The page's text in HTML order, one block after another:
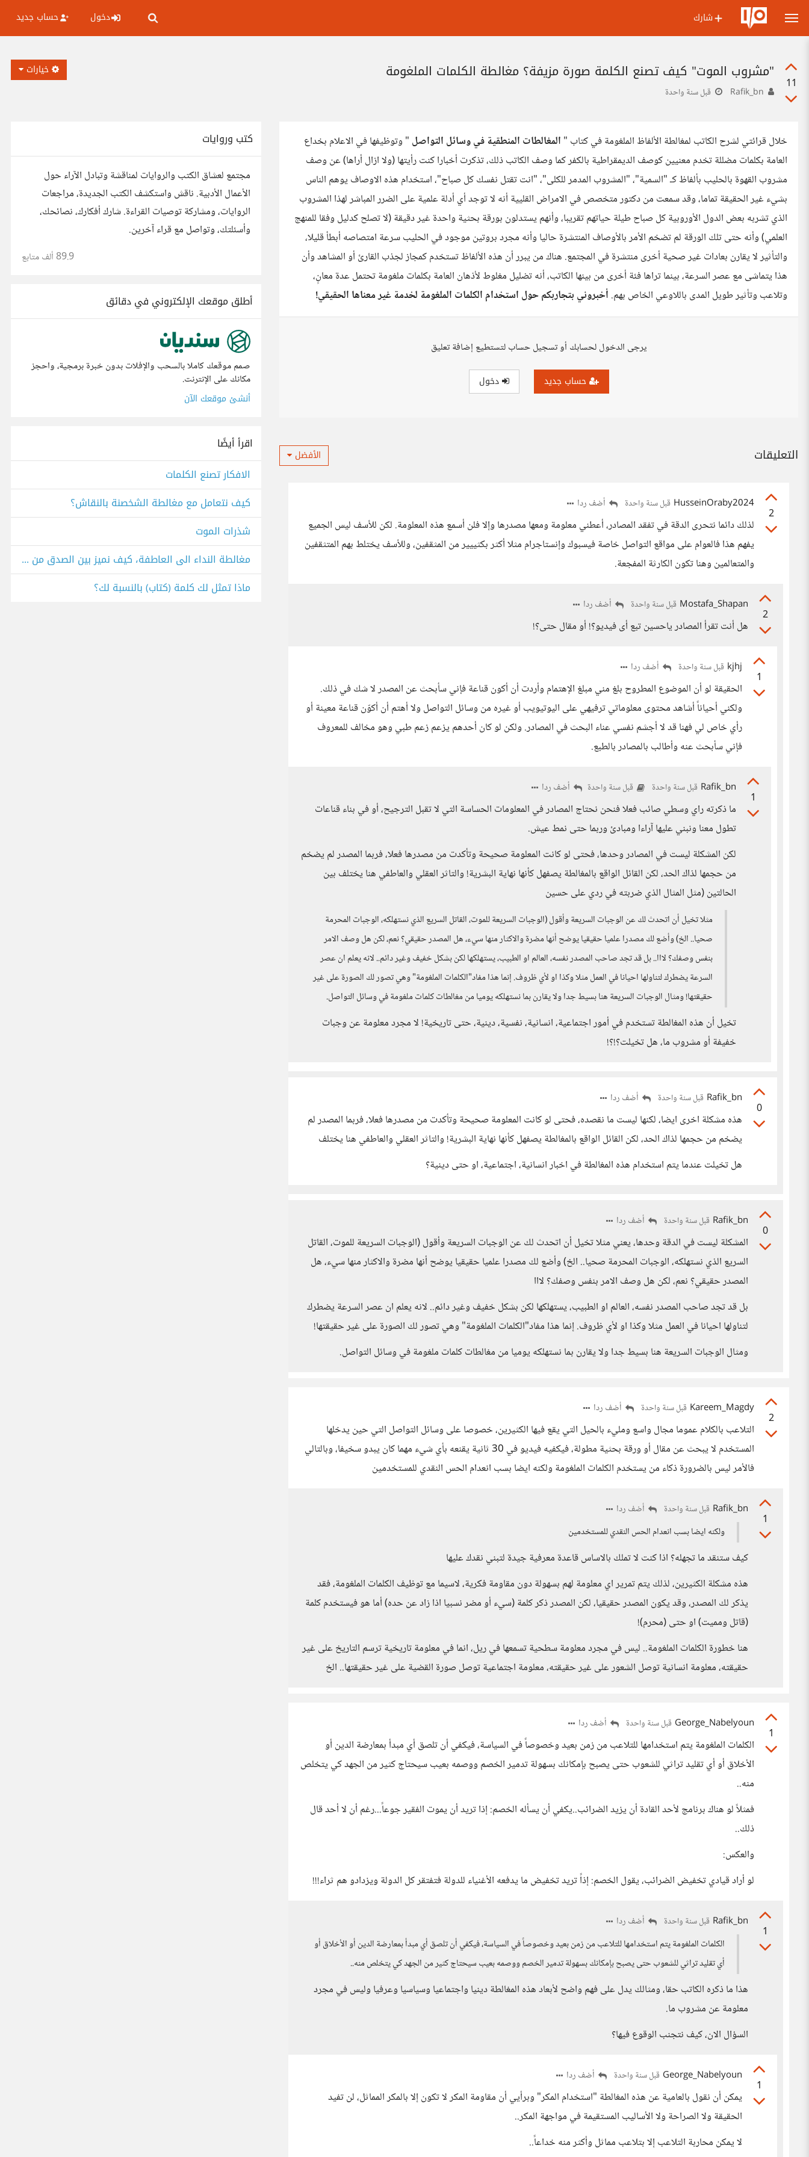
شارك دخول حساب جديد
11
"مشروب الموت" كيف تصنع الكلمة صورة مزيفة؟ مغالطة الكلمات الملغومة
قبل سنة واحدة
خيارات
خلال قرائتي لشرح الكاتب لمغالطة الألفاظ الملغومة في كتاب " المغالطات المنطقية في وسائل التواصل " وتوظيفها في الاعلام بخداع
العامة بكلمات مضللة تخدم معنيين كوصف الديمقراطية بالكفر كما وصف الكاتب ذلك، تذكرت أخبارا كنت رأيتها (ولا ازال أراها) عن وصف
مشروب القهوة بالحليب بألفاظ كـ "السمية"، "المشروب المدمر للكلى"، "انت تقتل نفسك كل صباح"، استخدام هذه الاوصاف يوهم الناس
بشيء غير الحقيقة تماما، وقد سمعت من دكتور متخصص في الامراض القليية أنه لا توجد أي أدلة علمية على الضرر المباشر لهذا المشروب
الذي تشربه بعض الدول الأوروبية كل صباح طيلة حياتهم تقريبا، وأنهم يستدلون بورقة بحثية واحدة غير دقيقة (لا تصلح كدليل وفقا للمنهج
العلمي) وأنه حتى تلك الورقة لم تضخم الأمر بالأوصاف المنتشرة حاليا وأنه مجرد بروتين موجود في الحليب سرعة امتصاصه أبطأ قليلا،
والتأثير لا يقارن بعادات غير صحية أخرى منتشرة في المجتمع. هناك من يبرر أن هذه الألفاظ تستخدم كمجاز لجذب القارئ أو المشاهد وأن
هذا يتماشى مع عصر السرعة، بينما تراها فئة أخرى من بينها الكاتب، أنه تضليل مغلوط لأذهان العامة بكلمات ملغومة تحتمل عدة معانٍ،
وتلاعب وتأثير طويل المدى باللاوعي الخاص بهم. أخبروني بتجاربكم حول استخدام الكلمات الملغومة لخدمة غير معناها الحقيقي!
يرجى الدخول لحسابك أو تسجيل حساب لتستطيع إضافة تعليق
حساب جديد دخول
التعليقات الأفضل
2
HusseinOraby2024 قبل سنة واحدة أضف ردا
لذلك دائما نتحرى الدقة في تفقد المصادر، أعطني معلومة ومعها مصدرها وإلا فلن أسمع هذه المعلومة. لكن للأسف ليس الجميع
يفهم هذا فالعوام على مواقع التواصل خاصة فيسبوك وإنستاجرام مثلا أكثر بكثييير من المثقفين، وللأسف يختلط بهم المتثقفين
والمتعالمين وهنا تكون الكارثة المفجعة.
2
Mostafa_Shapan قبل سنة واحدة أضف ردا
هل أنت تقرأ المصادر ياحسين تبع أى فيديو؟! أو مقال حتى؟!
1
kjhj قبل سنة واحدة أضف ردا
الحقيقة لو أن الموضوع المطروح بلغ مني مبلغ الإهتمام وأردت أن أكون قناعة فإني سأبحث عن المصدر لا شك في ذلك.
ولكني أحياناً أشاهد محتوى معلوماتي ترفيهي على اليوتيويب أو غيره من وسائل التواصل ولا أهتم أن أكوّن قناعة معينة أو
رأي خاص لي فهنا قد لا أجشم نفسي عناء البحث في المصادر. ولكن لو كان أحدهم يزعم زعم طبي وهو مخالف للمعروف
فإني سأبحث عنه وأطالب بالمصادر بالطبع.
1
Rafik_bn قبل سنة واحدة قبل سنة واحدة أضف ردا
ما ذكرته راي وسطي صائب فعلا فنحن نحتاج المصادر في المعلومات الحساسة التي لا تقبل الترجيح، أو في بناء قناعات
تطول معنا ونبني عليها آراءا ومبادئ وربما حتى نمط عيش.
لكن المشكلة ليست في المصادر وحدها، فحتى لو كانت المعلومة صحيحة وتأكدت من مصدرها فعلا، فربما المصدر لم يضخم
من حجمها لذاك الحد، لكن القائل الواقع بالمغالطة يصفهل كأنها نهاية البشرية! والتاثر العقلي والعاطفي هنا يختلف بين
الحالتين (مثل المثال الذي ضربته في ردي على حسين
مثلا تخيل أن اتحدث لك عن الوجبات السريعة وأقول (الوجبات السريعة للموت، القاتل السريع الذي نستهلكه، الوجبات المحرمة
صحيا.. الخ) وأضع لك مصدرا علميا حقيقيا يوضح أنها مضرة والاكثار منها سيء، هل المصدر حقيقي؟ نعم، لكن هل وصف الامر
بنفس وصفك؟ لااا.. بل قد تجد صاحب المصدر نفسه، العالم او الطبيب، يستهلكها لكن بشكل خفيف وغير دائم.. لانه يعلم ان عصر
السرعة يضطرك لتناولها احيانا في العمل مثلا وكذا او لأي ظروف. إنما هذا مفاد"الكلمات الملغومة" وهي تصور لك الصورة على غير
حقيقتها! ومثال الوجبات السريعة هنا بسيط جدا ولا يقارن بما نستهلكه يوميا من مغالطات كلمات ملغومة في وسائل التواصل.
تخيل أن هذه المغالطة تستخدم في أمور اجتماعية، انسانية، نفسية، دينية، حتى تاريخية! لا مجرد معلومة عن وجبات
خفيفة أو مشروب ما، هل تخيلت؟!؟!
0
Rafik_bn قبل سنة واحدة أضف ردا
هذه مشكلة اخرى ايضا، لكنها ليست ما نقصده، فحتى لو كانت المعلومة صحيحة وتأكدت من مصدرها فعلا، فربما المصدر لم
يضخم من حجمها لذاك الحد، لكن القائل الواقع بالمغالطة يصفهل كأنها نهاية البشرية! والتاثر العقلي والعاطفي هنا يختلف
هل تخيلت عندما يتم استخدام هذه المغالطة في اخبار انسانية، اجتماعية، او حتى دينية؟
0
Rafik_bn قبل سنة واحدة أضف ردا
المشكلة ليست في الدقة وحدها، يعني مثلا تخيل أن اتحدث لك عن الوجبات السريعة وأقول (الوجبات السريعة للموت، القاتل
السريع الذي نستهلكه، الوجبات المحرمة صحيا.. الخ) وأضع لك مصدرا علميا حقيقيا يوضح أنها مضرة والاكثار منها سيء، هل
المصدر حقيقي؟ نعم، لكن هل وصف الامر بنفس وصفك؟ لااا
بل قد تجد صاحب المصدر نفسه، العالم او الطبيب، يستهلكها لكن بشكل خفيف وغير دائم.. لانه يعلم ان عصر السرعة يضطرك
لتناولها احيانا في العمل مثلا وكذا او لأي ظروف. إنما هذا مفاد"الكلمات الملغومة" وهي تصور لك الصورة على غير حقيقتها!
ومثال الوجبات السريعة هنا بسيط جدا ولا يقارن بما نستهلكه يوميا من مغالطات كلمات ملغومة في وسائل التواصل.
2
Kareem_Magdy قبل سنة واحدة أضف ردا
التلاعب بالكلام عموما مجال واسع ومليء بالحيل التي يقع فيها الكثيرين، خصوصا على وسائل التواصل التي حين يدخلها
المستخدم لا يبحث عن مقال أو ورقة بحثية مطولة، فيكفيه فيديو في 30 ثانية يقنعه بأي شيء مهما كان يبدو سخيفا، وبالتالي
فالأمر ليس بالضرورة ذكاء من يستخدم الكلمات الملغومة ولكنه ايضا بسب انعدام الحس النقدي للمستخدمين
1
Rafik_bn قبل سنة واحدة
أضف ردا
ولكنه ايضا بسب انعدام الحس النقدي للمستخدمين
كيف ستنقد ما تجهله؟ اذا كنت لا تملك بالاساس قاعدة معرفية جيدة لتبني نقدك عليها
هذه مشكلة الكثيرين، لذلك يتم تمرير اي معلومة لهم بسهولة دون مقاومة فكرية، لاسيما مع توظيف الكلمات الملغومة، فقد
يذكر لك المصدر، وقد يكون المصدر حقيقيا، لكن المصدر ذكر كلمة (سيء أو مضر نسبيا اذا زاد عن حده) أما هو فيستخدم كلمة
(قاتل ومميت) او حتى (محرم)!
هنا خطورة الكلمات الملغومة.. ليس في مجرد معلومة سطحية تسمعها في ريل، انما في معلومة تاريخية ترسم التاريخ على غير
حقيقته، معلومة انسانية توصل الشعور على غير حقيقته، معلومة اجتماعية توصل صورة القضية على غير حقيقتها.. الخ
1
George_Nabelyoun قبل سنة واحدة أضف ردا
الكلمات الملغومة يتم استخدامها للتلاعب من زمن بعيد وخصوصاً في السياسة، فيكفي أن تلصق أي مبدأ بمعارضة الدين أو
الأخلاق أو أي تقليد تراثي للشعوب حتى يصبح بإمكانك بسهولة تدمير الخصم ووصمه بعيب سيحتاج كثير من الجهد كي يتخلص
منه..
فمثلاً لو هناك برنامج لأحد القادة أن يزيد الضرائب..يكفي أن يسأله الخصم: إذا تريد أن يموت الفقير جوعاً...رغم أن لا أحد قال
ذلك..
والعكس:
لو أراد قيادي تخفيض الضرائب، يقول الخصم: إذاً تريد تخفيض ما يدفعه الأغنياء للدولة فتفتقر كل الدولة ويزدادو هم ثراء!!!
1
Rafik_bn قبل سنة واحدة
أضف ردا
الكلمات الملغومة يتم استخدامها للتلاعب من زمن بعيد وخصوصاً في السياسة، فيكفي أن تلصق أي مبدأ بمعارضة الدين أو الأخلاق أو
أي تقليد تراثي للشعوب حتى يصبح بإمكانك بسهولة تدمير الخصم ووصمه بعيب سيحتاج كثير من الجهد كي يتخلص منه..
هذا ما ذكره الكاتب حقا، ومثالك يدل على فهم واضح لأبعاد هذه المغالطة دينيا واجتماعيا وسياسيا وعرفيا وليس في مجرد
معلومة عن مشروب ما.
السؤال الان، كيف نتجنب الوقوع فيها؟
1
George_Nabelyoun قبل سنة واحدة أضف ردا
يمكن أن نقول بالعامية عن هذه المغالطة "استخدام المكر" وبرأيي أن مقاومة المكر لا تكون إلا بالمكر المماثل، لن تفيد
الحقيقة ولا الصراحة ولا الأساليب المستقيمة في مواجهة المكر..
لا يمكن محاربة التلاعب إلا بتلاعب مماثل وأكثر منه خداعاً..
كتب وروايات
مجتمع لعشاق الكتب والروايات لمناقشة وتبادل الآراء حول
الأعمال الأدبية. ناقش واستكشف الكتب الجديدة، مراجعات
الروايات، ومشاركة توصيات القراءة. شارك أفكارك، نصائحك،
وأسئلتك، وتواصل مع قراء آخرين.
89.9 ألف متابع
أطلق موقعك الإلكتروني في دقائق
صمم موقعك كاملا بالسحب والإفلات بدون خبرة برمجية، واحجز
مكانك على الإنترنت.
أنشئ موقعك الآن
اقرأ أيضًا
الافكار تصنع الكلمات
كيف نتعامل مع مغالطة الشخصنة بالنقاش؟
شذرات الموت
مغالطة النداء الى العاطفة، كيف نميز بين الصدق من الابتزاز؟
ماذا تمثل لك كلمة (كتاب) بالنسبة لك؟